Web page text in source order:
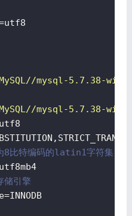
mysql-5.7.38-
mysql-5.7.38-
8比特编码的latin1字符集
储引擎